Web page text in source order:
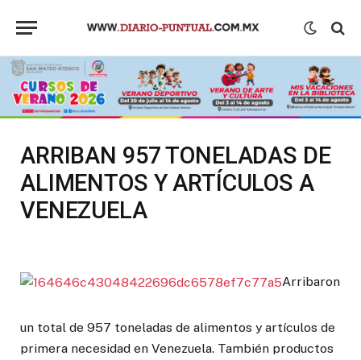
ARRIBAN 957 TONELADAS DE
ALIMENTOS Y ARTÍCULOS A
VENEZUELA
Arribaron
un total de 957 toneladas de alimentos y artículos de
primera necesidad en Venezuela. También productos